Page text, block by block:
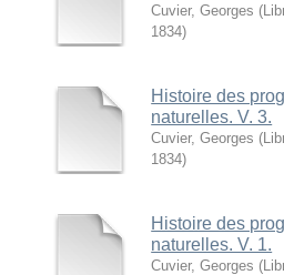
Cuvier, Georges (
1834)
Histoire des
naturelles. V. 3.
Cuvier, Georges (
1834)
Histoire des
naturelles. V. 1.
Cuvier, Georges (